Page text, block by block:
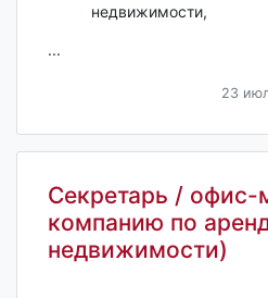
недвижимости,
...
23
Секретарь /
компанию по
недвижимости)